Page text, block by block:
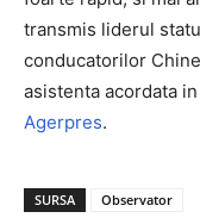
transmis liderul
conducatorilor
asistenta acordata
Agerpres.
SURSA Observator